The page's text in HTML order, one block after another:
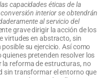
capacidades éticas de la
interior se obtendrán
al servicio del
grave dirigir la acción de los
virtudes en abstracto, sin
su ejercicio. Así como
pretenden resolver los
la reforma de estructuras, no
sin transformar el entorno que